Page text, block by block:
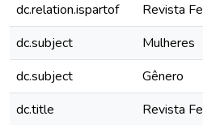
dc.relation.ispartof
Revista
dc.subject
Mulheres
dc.subject
Gênero
dc.title
Revista